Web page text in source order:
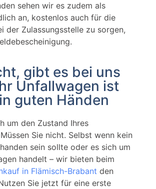
sehen wir es zudem als
an, kostenlos auch für die
der Zulassungsstelle zu sorgen,
gibt es bei uns
Unfallwagen ist
guten Händen
um den Zustand Ihres
Sie nicht. Selbst wenn kein
sein sollte oder es sich um
handelt – wir bieten beim
in Flämisch-Brabant den
Sie jetzt für eine erste